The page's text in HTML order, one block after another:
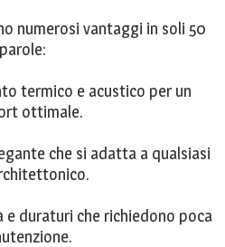
numerosi vantaggi in soli 50
parole:
termico e acustico per un
ottimale.
che si adatta a qualsiasi
duraturi che richiedono poca